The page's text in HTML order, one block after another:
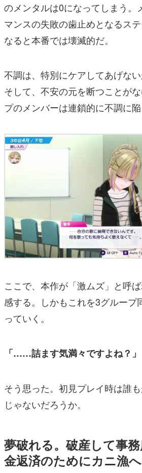
のメンタルは0になってしまう。
マンスの失敗の歯止めとなるス
なると本番では壊滅的だ。
不調は、特別にケアしてあげない
そして、不安の元を断つことが
プのメンバーは連鎖的に不調に陥
ここで、本作が「激ムズ」と呼
感する。しかもこれを3グループ
っていく。
「……詰ます気満々ですよね？」
そう思った。初見プレイ時は誰
じゃないだろうか。
夢破れる。破産して事
金返済のためにカニ漁へ